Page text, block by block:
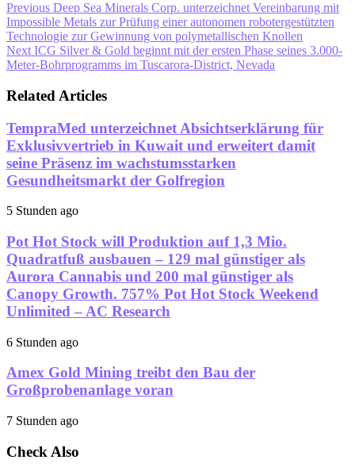
Previous Deep Sea Minerals Corp. unterzeichnet Vereinbarung mit
Impossible Metals zur Prüfung einer autonomen robotergestützten
Technologie zur Gewinnung von polymetallischen Knollen
Next ICG Silver & Gold beginnt mit der ersten Phase seines 3.000-
Meter-Bohrprogramms im Tuscarora-District, Nevada
Related Articles
TempraMed unterzeichnet Absichtserklärung für
Exklusivvertrieb in Kuwait und erweitert damit
seine Präsenz im wachstumsstarken
Gesundheitsmarkt der Golfregion
5 Stunden ago
Pot Hot Stock will Produktion auf 1,3 Mio.
Quadratfuß ausbauen – 129 mal günstiger als
Aurora Cannabis und 200 mal günstiger als
Canopy Growth. 757% Pot Hot Stock Weekend
Unlimited – AC Research
6 Stunden ago
Amex Gold Mining treibt den Bau der
Großprobenanlage voran
7 Stunden ago
Check Also